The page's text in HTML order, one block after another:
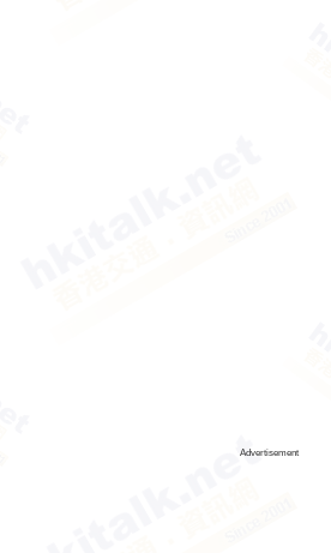
Advertisement